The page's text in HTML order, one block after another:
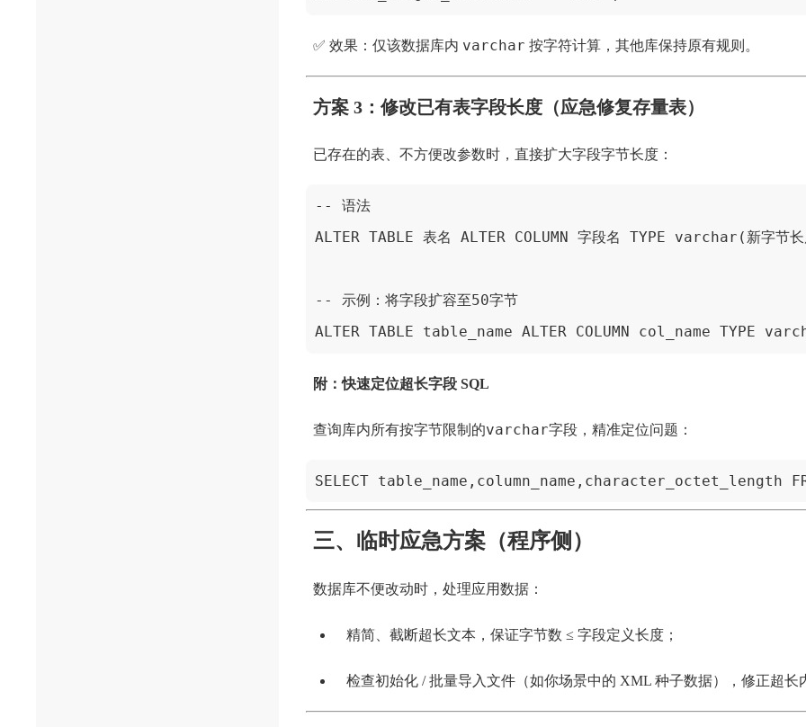
✅ 效果：仅该数据库内 varchar 按字符计算，其他库保持原有规则。
方案 3：修改已有表字段长度（应急修复存量表）
已存在的表、不方便改参数时，直接扩大字段字节长度：
-- 语法
ALTER TABLE 表名 ALTER COLUMN 字段名 TYPE varchar(新字节
-- 示例：将字段扩容至50字节
ALTER TABLE table_name ALTER COLUMN col_name TYPE
附：快速定位超长字段 SQL
查询库内所有按字节限制的varchar字段，精准定位问题：
SELECT table_name,column_name,character_octet_length
三、临时应急方案（程序侧）
数据库不便改动时，处理应用数据：
精简、截断超长文本，保证字节数 ≤ 字段定义长度；
检查初始化 / 批量导入文件（如你场景中的 XML 种子数据），修正超长